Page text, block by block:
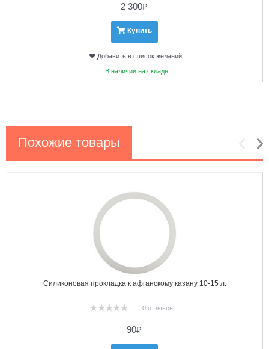
2 300₽
Купить
Добавить в список желаний
В наличии на складе
Похожие товары
Силиконовая прокладка к афганскому казану 10-15 л.
0 отзывов
90₽